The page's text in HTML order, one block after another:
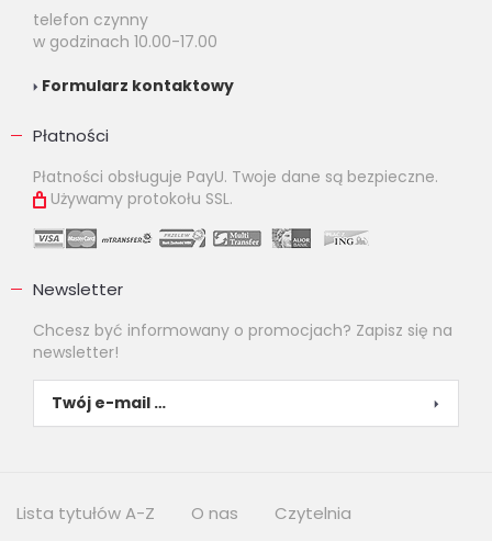
telefon czynny
w godzinach 10.00-17.00
Formularz kontaktowy
Płatności
Płatności obsługuje PayU. Twoje dane są bezpieczne.
Używamy protokołu SSL.
Newsletter
Chcesz być informowany o promocjach? Zapisz się na
newsletter!
Lista tytułów A-Z O nas Czytelnia